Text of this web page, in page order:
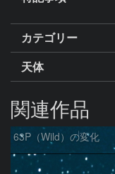
カテゴリー
天体
関連作品
63P（Wild）の変化